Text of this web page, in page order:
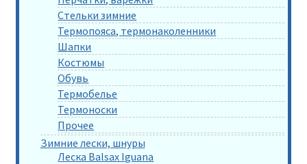
Стельки зимние
Термопояса, термонаколенники
Шапки
Костюмы
Обувь
Термобелье
Термоноски
Прочее
Зимние лески, шнуры
Леска Balsax Iguana